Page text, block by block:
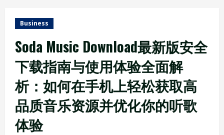
Business
Soda Music Download最新版安全
下载指南与使用体验全面解
析：如何在手机上轻松获取高
品质音乐资源并优化你的听歌
体验